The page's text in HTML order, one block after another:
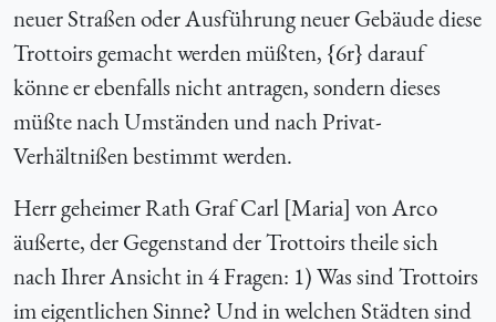
neuer Straßen oder Ausführung neuer Gebäude diese
Trottoirs gemacht werden müßten, {6r} darauf
könne er ebenfalls nicht antragen, sondern dieses
müßte nach Umständen und nach Privat-
Verhältnißen bestimmt werden.
Herr geheimer Rath Graf Carl [Maria] von Arco
äußerte, der Gegenstand der Trottoirs theile sich
nach Ihrer Ansicht in 4 Fragen: 1) Was sind Trottoirs
im eigentlichen Sinne? Und in welchen Städten sind